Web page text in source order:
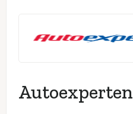
Autoexperten